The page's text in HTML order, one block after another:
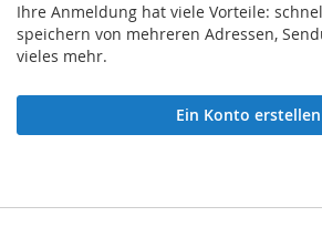
Ihre Anmeldung hat viele Vorteile:
speichern von mehreren Adressen,
vieles mehr.
Ein Konto erstellen